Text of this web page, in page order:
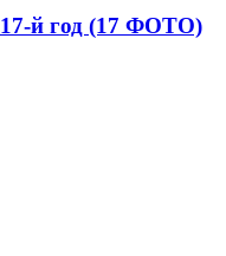
й год (17 ФОТО)